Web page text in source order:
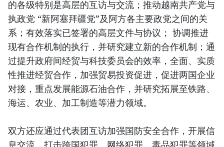
的各级特别是高层的互访与交流；推动越南共产党与
执政党 “新阿塞拜疆党”及阿方各主要政党之间的关
系；有效落实已签署的高层文件与协议； 协调推进
现有合作机制的执行，并研究建立新的合作机制；通
过提升政府间经贸与科技委员会的效率，全面、实质
性推进经贸合作，加强贸易投资促进，促进两国企业
对接，重点发展能源石油合作，并研究拓展至铁路、
海运、农业、加工制造等潜力领域。
双方还应通过代表团互访加强国防安全合作，开展信
息交流，打击跨国犯罪、网络犯罪、毒品犯罪等领域